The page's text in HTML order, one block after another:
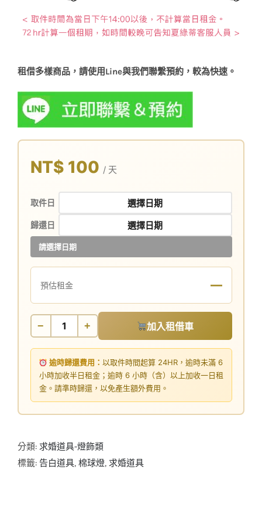
租借多樣商品，請使用Line與我們聯繫預約，較為快速。
NT$ 100 / 天
取件日
歸還日
請選擇日期
預估租金 —
− + 加入租借車
逾時歸還費用：以取件時間起算 24HR，逾時未滿 6
小時加收半日租金；逾時 6 小時（含）以上加收一日租
金。請準時歸還，以免產生額外費用。
分類: 求婚道具-燈飾類
標籤: 告白道具, 棉球燈, 求婚道具